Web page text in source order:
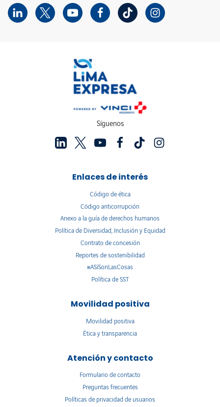
Síguenos
Enlaces de interés
Código de ética
Código anticorrupción
Anexo a la guía de derechos humanos
Política de Diversidad, Inclusión y Equidad
Contrato de concesión
Reportes de sostenibilidad
#ASíSonLasCosas
Política de SST
Movilidad positiva
Movilidad positiva
Ética y transparencia
Atención y contacto
Formulario de contacto
Preguntas frecuentes
Políticas de privacidad de usuarios